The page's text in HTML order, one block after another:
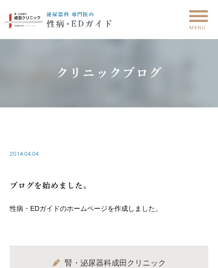
クリニックブログ
2014.04.04
ブログを始めました。
性病・EDガイドのホームページを作成しました。
腎・泌尿器科成田クリニック